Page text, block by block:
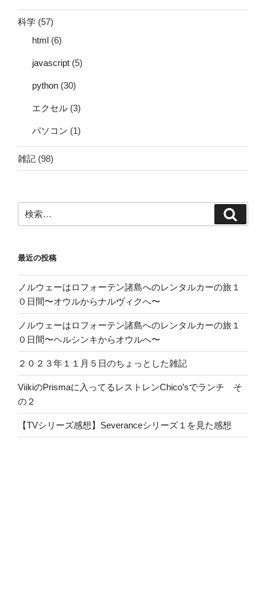
科学 (57)
html (6)
javascript (5)
python (30)
エクセル (3)
パソコン (1)
雑記 (98)
索:
索
最近の投稿
ノルウェーはロフォーテン諸島へのレンタルカーの旅１
０日間〜オウルからナルヴィクへ〜
ノルウェーはロフォーテン諸島へのレンタルカーの旅１
０日間〜ヘルシンキからオウルへ〜
２０２３年１１月５日のちょっとした雑記
ViikiのPrismaに入ってるレストレンChico’sでランチ そ
の２
【TVシリーズ感想】Severanceシリーズ１を見た感想